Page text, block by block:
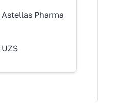
Astellas Pharma
UZS